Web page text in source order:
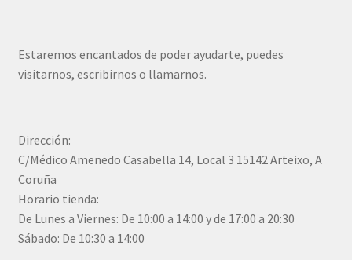
Estaremos encantados de poder ayudarte, puedes
visitarnos, escribirnos o llamarnos.
Dirección:
C/Médico Amenedo Casabella 14, Local 3 15142 Arteixo, A
Coruña
Horario tienda:
De Lunes a Viernes: De 10:00 a 14:00 y de 17:00 a 20:30
Sábado: De 10:30 a 14:00